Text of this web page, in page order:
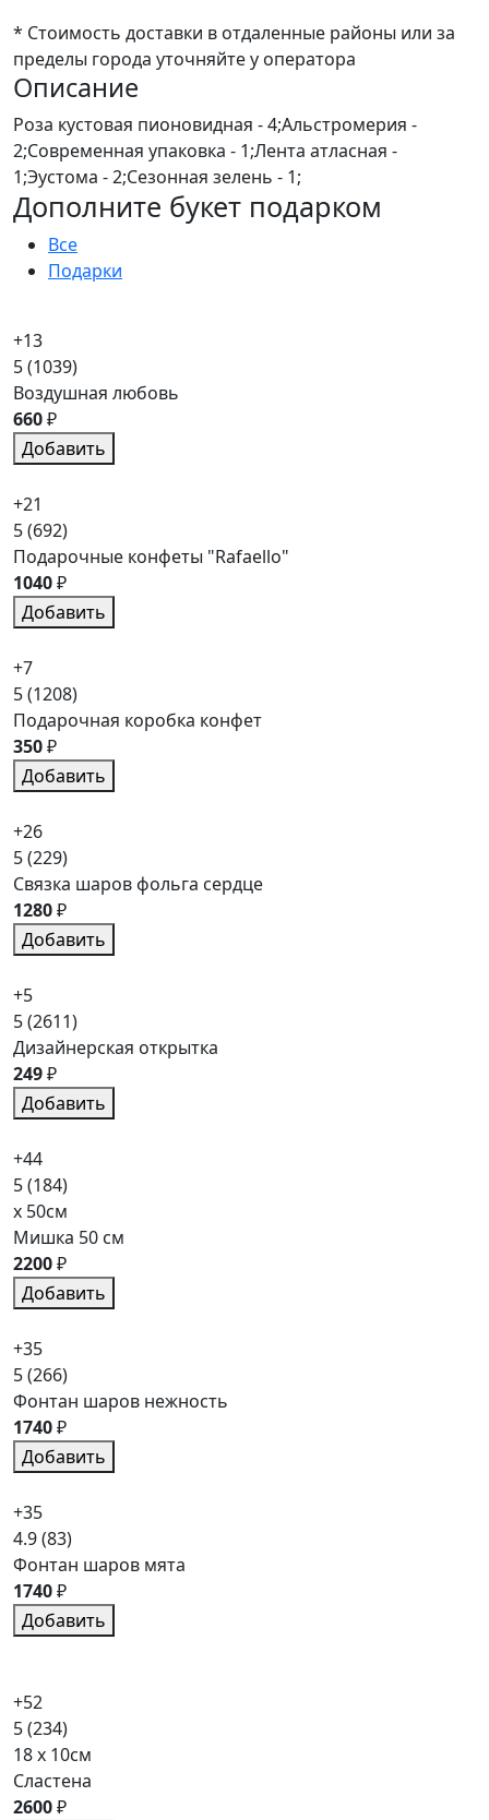
* Стоимость доставки в отдаленные районы или за
пределы города уточняйте у оператора
Описание
Роза кустовая пионовидная - 4;Альстромерия -
2;Современная упаковка - 1;Лента атласная -
1;Эустома - 2;Сезонная зелень - 1;
Дополните букет подарком
Все
Подарки
+13
5(1039)
Воздушная любовь
660₽
Добавить
+21
5(692)
Подарочные конфеты "Rafaello"
1040₽
Добавить
+7
5(1208)
Подарочная коробка конфет
350₽
Добавить
+26
5(229)
Связка шаров фольга сердце
1280₽
Добавить
+5
5(2611)
Дизайнерская открытка
249₽
Добавить
+44
5(184)
x 50см
Мишка 50 см
2200₽
Добавить
+35
5(266)
Фонтан шаров нежность
1740₽
Добавить
+35
4.9(83)
Фонтан шаров мята
1740₽
Добавить
+52
5(234)
18 x 10см
Сластена
2600₽